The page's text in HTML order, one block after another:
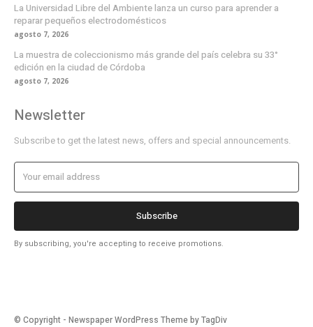
La Universidad Libre del Ambiente lanza un curso para aprender a
reparar pequeños electrodomésticos
agosto 7, 2026
La muestra de coleccionismo más grande del país celebra su 33°
edición en la ciudad de Córdoba
agosto 7, 2026
Newsletter
Subscribe to get the latest news, offers and special announcements.
Subscribe
By subscribing, you're accepting to receive promotions.
© Copyright - Newspaper WordPress Theme by TagDiv